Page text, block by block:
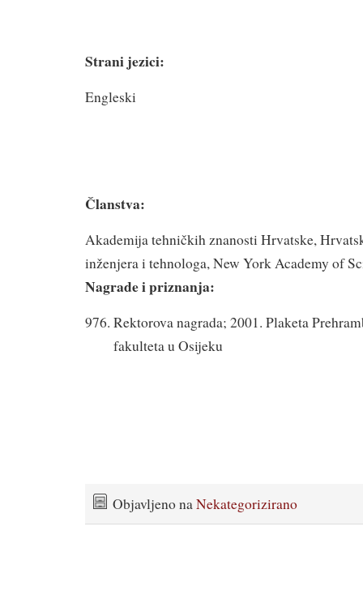
Strani jezici:
Engleski
Članstva:
Akademija tehničkih znanosti Hrvatske,
inženjera i tehnologa, New York Academy of
Nagrade i priznanja:
Rektorova nagrada; 2001. Plaketa
fakulteta u Osijeku
Objavljeno na Nekategorizirano